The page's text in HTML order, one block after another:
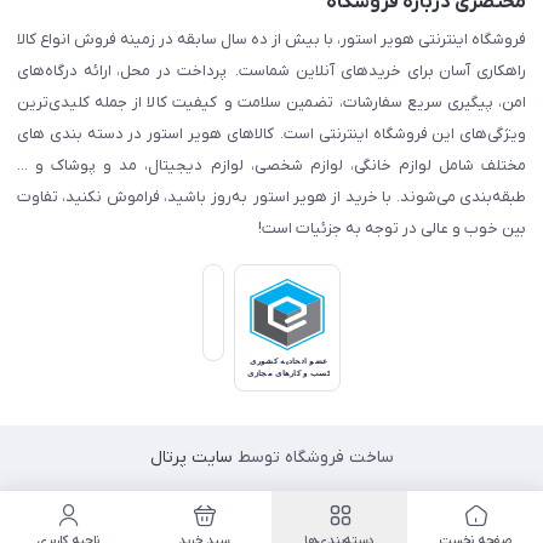
فروشگاه اینترنتی هویر استور، با بیش از ده سال سابقه در زمینه فروش انواع کالا
راهکاری آسان برای خریدهای آنلاین شماست. پرداخت در محل، ارائه درگاه‌های
امن، پیگیری سریع سفارشات، تضمین سلامت و کیفیت کالا از جمله کلیدی‌ترین
ویژگی‌های این فروشگاه اینترنتی است. کالاهای هویر استور در دسته بندی های
مختلف شامل لوازم خانگی، لوازم شخصی، لوازم دیجیتال، مد و پوشاک و ...
طبقه‌بندی می‌شوند. با خرید از هویر استور به‌روز باشید، فراموش نکنید، تفاوت
بین خوب و عالی در توجه به جزئیات است!
ساخت فروشگاه توسط سایت پرتال